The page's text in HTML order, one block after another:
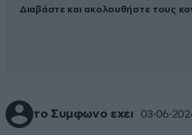
Διαβάστε και ακολουθήστε τους
το Συμφωνο εχει